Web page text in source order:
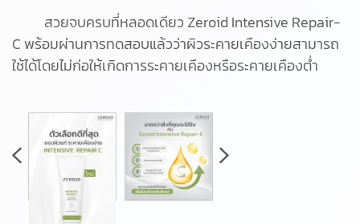
สวยจบครบที่หลอดเดียว Zeroid Intensive Repair-
C พร้อมผ่านการทดสอบแล้วว่าผิวระคายเคืองง่ายสามารถ
ใช้ได้โดยไม่ก่อให้เกิดการระคายเคืองหรือระคายเคืองต่ำ